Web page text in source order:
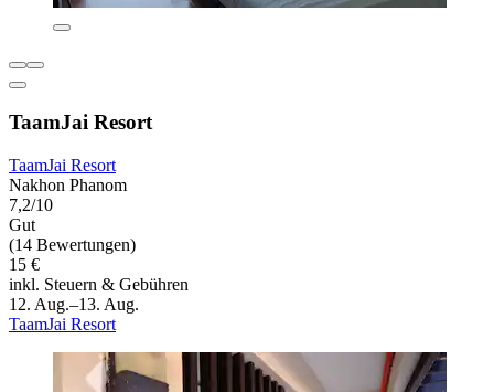
TaamJai Resort
TaamJai Resort
Nakhon Phanom
7,2/10
Gut
(14 Bewertungen)
15 €
inkl. Steuern & Gebühren
12. Aug.–13. Aug.
TaamJai Resort